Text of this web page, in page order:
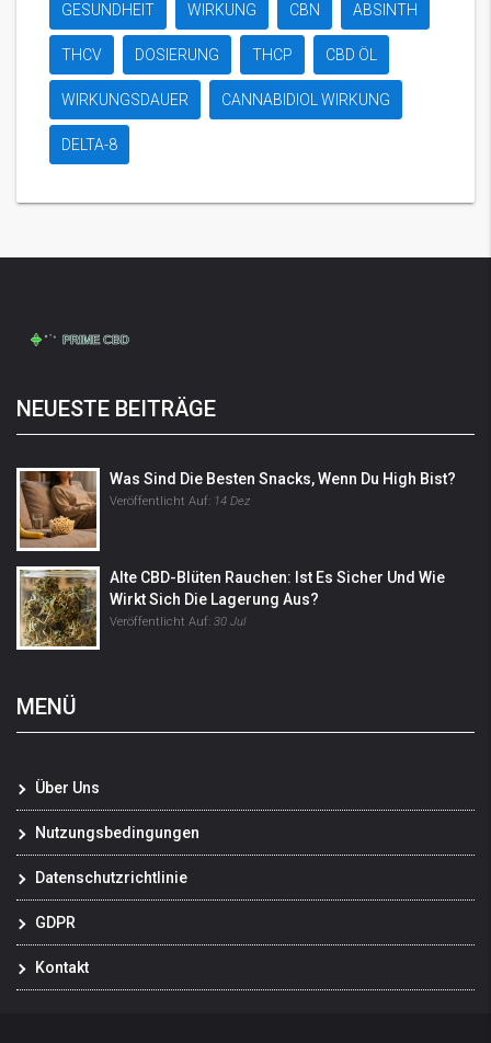
GESUNDHEIT WIRKUNG CBN ABSINTH
THCV DOSIERUNG THCP CBD ÖL
WIRKUNGSDAUER CANNABIDIOL WIRKUNG
DELTA-8
NEUESTE BEITRÄGE
Was Sind Die Besten Snacks, Wenn Du High Bist?
Veröffentlicht Auf: 14 Dez
Alte CBD-Blüten Rauchen: Ist Es Sicher Und Wie
Wirkt Sich Die Lagerung Aus?
Veröffentlicht Auf: 30 Jul
MENÜ
Über Uns
Nutzungsbedingungen
Datenschutzrichtlinie
GDPR
Kontakt